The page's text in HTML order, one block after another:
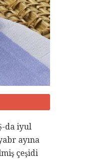
da iyul
ayına
çeşidi